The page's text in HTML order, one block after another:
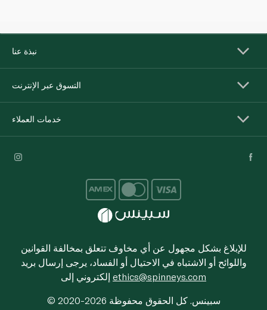
نبذة عنا
التسوق عبر الإنترنت
خدمات العملاء
للإبلاغ بشكل مجهول عن أي مخاوف تتعلق بمخالفة القوانين
واللوائح أو الاشتباه في الاحتيال أو الفساد، يرجى إرسال بريد
ethics@spinneys.com
© 2020-2026 سبينس. كل الحقوق محفوظة